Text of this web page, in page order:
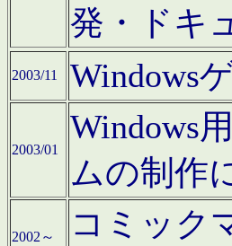
発・ドキ
2003/11 Windows
2003/01
Windows
ムの制作
2002～
コミック